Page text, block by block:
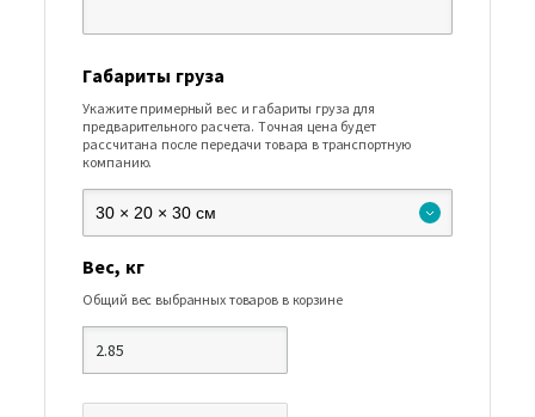
Габариты груза
Укажите примерный вес и габариты груза для
предварительного расчета. Точная цена будет
рассчитана после передачи товара в транспортную
компанию.
Вес, кг
Общий вес выбранных товаров в корзине